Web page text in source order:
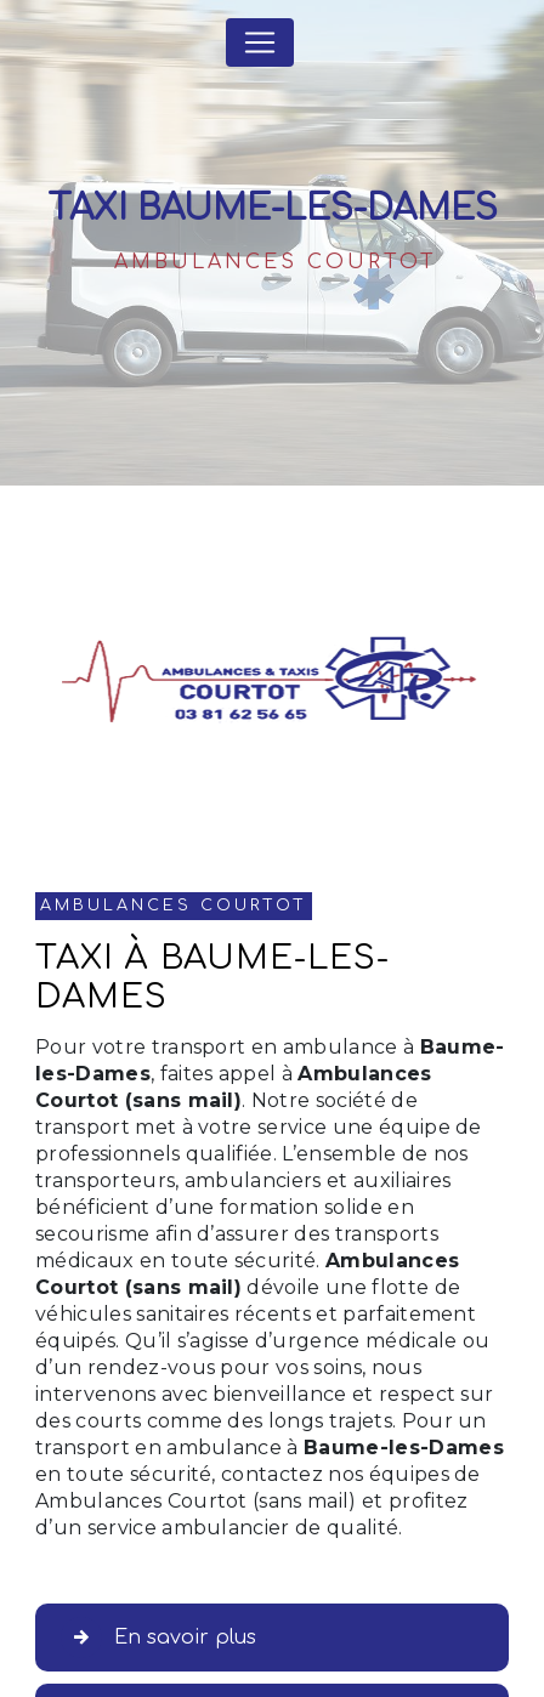
TAXI BAUME-LES-DAMES
AMBULANCES COURTOT
AMBULANCES COURTOT
TAXI À BAUME-LES-
DAMES
Pour votre transport en ambulance à Baume-
les-Dames, faites appel àAmbulances
Courtot (sans mail). Notre société de
transport met à votre service une équipe de
professionnels qualifiée. L’ensemble de nos
transporteurs, ambulanciers et auxiliaires
bénéficient d’une formation solide en
secourisme afin d’assurer des transports
médicaux en toute sécurité.Ambulances
Courtot (sans mail) dévoile une flotte de
véhicules sanitaires récents et parfaitement
équipés. Qu’il s’agisse d’urgence médicale ou
d’un rendez-vous pour vos soins, nous
intervenons avec bienveillance et respect sur
des courts comme des longs trajets. Pour un
transport en ambulance à Baume-les-Dames
en toute sécurité, contactez nos équipes de
Ambulances Courtot (sans mail) et profitez
d’un service ambulancier de qualité.
En savoir plus
Panneau de gestion des cookies